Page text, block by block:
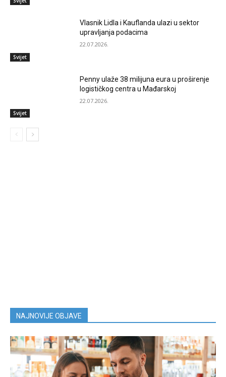
Svijet
Vlasnik Lidla i Kauflanda ulazi u sektor
upravljanja podacima
22.07.2026.
Svijet
Penny ulaže 38 milijuna eura u proširenje
logističkog centra u Mađarskoj
22.07.2026.
NAJNOVIJE OBJAVE